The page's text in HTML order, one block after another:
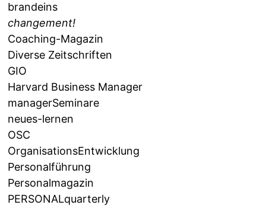
brandeins
changement!
Coaching-Magazin
Diverse Zeitschriften
GIO
Harvard Business Manager
managerSeminare
neues-lernen
OSC
OrganisationsEntwicklung
Personalführung
Personalmagazin
PERSONALquarterly